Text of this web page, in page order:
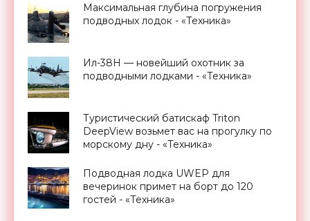
Максимальная глубина погружения
подводных лодок - «Техника»
Ил-38Н — новейший охотник за
подводными лодками - «Техника»
Туристический батискаф Triton
DeepView возьмет вас на прогулку по
морскому дну - «Техника»
Подводная лодка UWEP для
вечеринок примет на борт до 120
гостей - «Техника»